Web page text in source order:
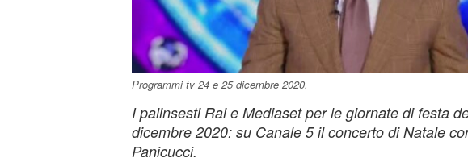
Programmi tv 24 e 25 dicembre 2020.
I palinsesti Rai e Mediaset per le giornate di festa
dicembre 2020: su Canale 5 il concerto di Natale
Panicucci.